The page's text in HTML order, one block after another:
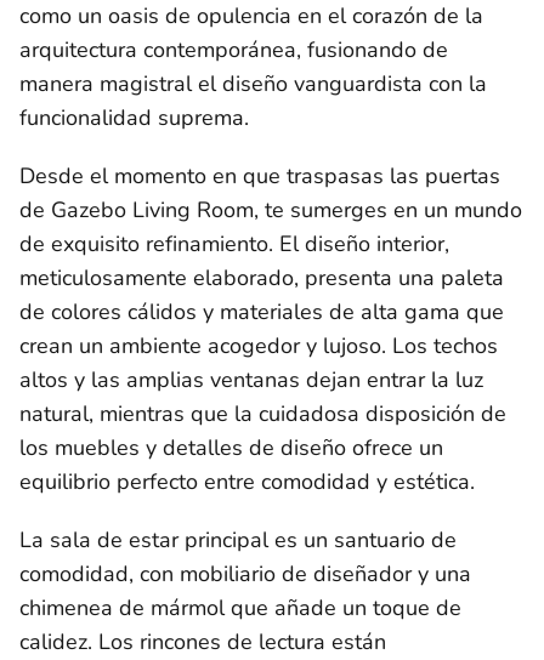
como un oasis de opulencia en el corazón de la
arquitectura contemporánea, fusionando de
manera magistral el diseño vanguardista con la
funcionalidad suprema.
Desde el momento en que traspasas las puertas
de Gazebo Living Room, te sumerges en un mundo
de exquisito refinamiento. El diseño interior,
meticulosamente elaborado, presenta una paleta
de colores cálidos y materiales de alta gama que
crean un ambiente acogedor y lujoso. Los techos
altos y las amplias ventanas dejan entrar la luz
natural, mientras que la cuidadosa disposición de
los muebles y detalles de diseño ofrece un
equilibrio perfecto entre comodidad y estética.
La sala de estar principal es un santuario de
comodidad, con mobiliario de diseñador y una
chimenea de mármol que añade un toque de
calidez. Los rincones de lectura están